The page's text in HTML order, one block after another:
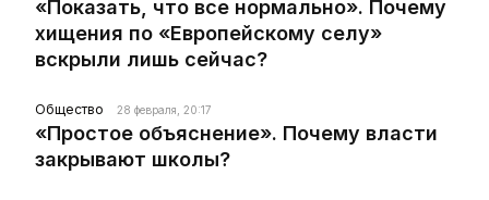
«Показать, что все нормально». Почему
хищения по «Европейскому селу»
вскрыли лишь сейчас?
Общество 28 февраля, 20:17
«Простое объяснение». Почему власти
закрывают школы?